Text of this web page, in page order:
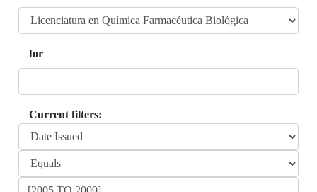
for
Current filters: